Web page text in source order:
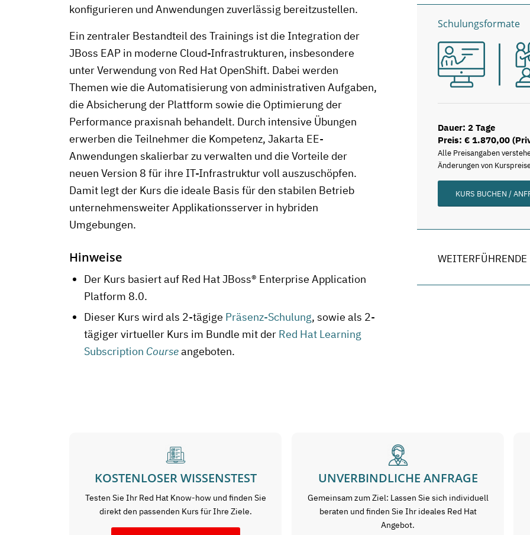
konfigurieren und Anwendungen zuverlässig bereitzustellen.
Ein zentraler Bestandteil des Trainings ist die Integration der
JBoss EAP in moderne Cloud-Infrastrukturen, insbesondere
unter Verwendung von Red Hat OpenShift. Dabei werden
Themen wie die Automatisierung von administrativen Aufgaben,
die Absicherung der Plattform sowie die Optimierung der
Performance praxisnah behandelt. Durch intensive Übungen
erwerben die Teilnehmer die Kompetenz, Jakarta EE-
Anwendungen skalierbar zu verwalten und die Vorteile der
neuen Version 8 für ihre IT-Infrastruktur voll auszuschöpfen.
Damit legt der Kurs die ideale Basis für den stabilen Betrieb
unternehmensweiter Applikationsserver in hybriden
Umgebungen.
Hinweise
Der Kurs basiert auf Red Hat JBoss® Enterprise Application
Platform 8.0.
Dieser Kurs wird als 2-tägige Präsenz-Schulung, sowie als 2-
tägiger virtueller Kurs im Bundle mit der Red Hat Learning
Subscription Courseangeboten.
Schulungsformate
Dauer: 2 Tage
Preis: € 1.870,00
Alle Preisangaben
Änderungen von
KURS BUCHEN /
KOSTENLOSER WISSENSTEST
Testen Sie Ihr Red Hat Know-how und finden Sie
direkt den passenden Kurs für Ihre Ziele.
UNVERBINDLICHE ANFRAGE
Gemeinsam zum Ziel: Lassen Sie sich individuell
beraten und finden Sie Ihr ideales Red Hat
Angebot.